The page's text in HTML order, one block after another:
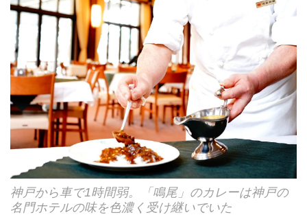
神戸から車で1時間弱。「鳴尾」のカレーは神戸の
名門ホテルの味を色濃く受け継いでいた